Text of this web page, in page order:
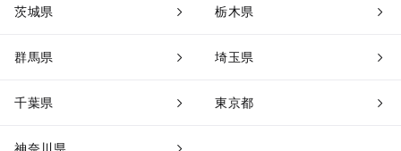
茨城県 栃木県
群馬県 埼玉県
千葉県 東京都
神奈川県